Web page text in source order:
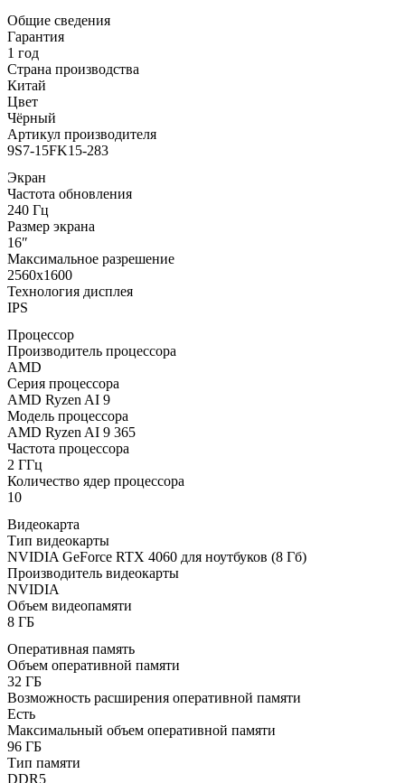
Общие сведения
Гарантия
1 год
Страна производства
Китай
Цвет
Чёрный
Артикул производителя
9S7-15FK15-283
Экран
Частота обновления
240 Гц
Размер экрана
16″
Максимальное разрешение
2560x1600
Технология дисплея
IPS
Процессор
Производитель процессора
AMD
Серия процессора
AMD Ryzen AI 9
Модель процессора
AMD Ryzen AI 9 365
Частота процессора
2 ГГц
Количество ядер процессора
10
Видеокарта
Тип видеокарты
NVIDIA GeForce RTX 4060 для ноутбуков (8 Гб)
Производитель видеокарты
NVIDIA
Объем видеопамяти
8 ГБ
Оперативная память
Объем оперативной памяти
32 ГБ
Возможность расширения оперативной памяти
Есть
Максимальный объем оперативной памяти
96 ГБ
Тип памяти
DDR5